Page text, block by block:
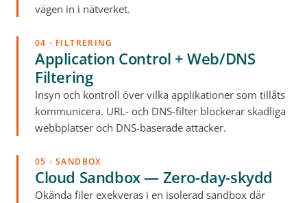
vägen in i nätverket.
04 · FILTRERING
Application Control + Web/DNS
Filtering
Insyn och kontroll över vilka applikationer som tillåts
kommunicera. URL- och DNS-filter blockerar skadliga
webbplatser och DNS-baserade attacker.
05 · SANDBOX
Cloud Sandbox — Zero-day-skydd
Okända filer exekveras i en isolerad sandbox där